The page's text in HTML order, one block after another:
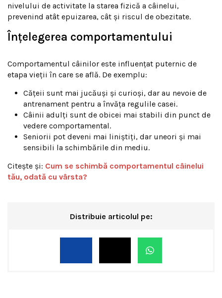
nivelului de activitate la starea fizică a câinelui,
prevenind atât epuizarea, cât și riscul de obezitate.
Înțelegerea comportamentului
Comportamentul câinilor este influențat puternic de
etapa vieții în care se află. De exemplu:
Cățeii sunt mai jucăuși și curioși, dar au nevoie de
antrenament pentru a învăța regulile casei.
Câinii adulți sunt de obicei mai stabili din punct de
vedere comportamental.
Seniorii pot deveni mai liniștiți, dar uneori și mai
sensibili la schimbările din mediu.
Citește și: Cum se schimbă comportamentul câinelui
tău, odată cu vârsta?
Distribuie articolul pe: